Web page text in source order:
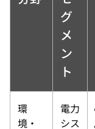
グ
メ
ン
ト
環
境・
電力
シス